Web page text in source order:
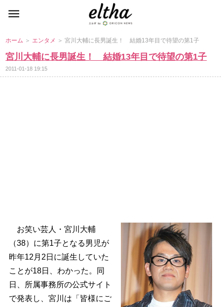
ホーム ＞ エンタメ ＞ 宮川大輔に長男誕生！ 結婚13年目で待望の第1子
宮川大輔に長男誕生！ 結婚13年目で待望の第1子
2011-01-18 19:15
お笑い芸人・宮川大輔
（38）に第1子となる男児が
昨年12月2日に誕生していた
ことが18日、わかった。同
日、所属事務所の公式サイト
で発表し、宮川は「皆様にご